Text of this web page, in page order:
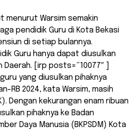
menurut Warsim semakin
pendidik Guru di Kota Bekasi
di setiap bulannya.
Guru hanya dapat diusulkan
[irp posts=”10077″ ]
yang diusulkan pihaknya
RB 2024, kata Warsim, masih
Dengan kekurangan enam ribuan
pihaknya ke Badan
Daya Manusia (BKPSDM) Kota